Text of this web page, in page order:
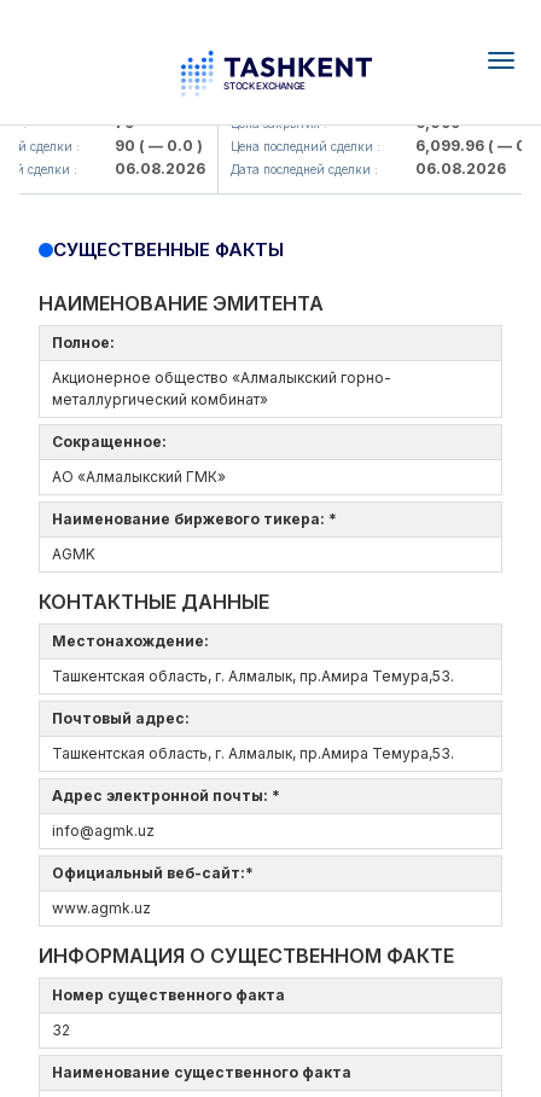
: 79
сделки : 90( — 0.0 )
сделки : 06.08.2026
UZMK (<O'zmetkombinat> AJ)
Цена закрытия : 6,099
Цена последний сделки : 6,099.96( — 0.0 )
Дата последней сделки : 06.08.2026
СУЩЕСТВЕННЫЕ ФАКТЫ
НАИМЕНОВАНИЕ ЭМИТЕНТА
Полное:
Акционерное общество «Алмалыкский горно-
металлургический комбинат»
Сокращенное:
АО «Алмалыкский ГМК»
Наименование биржевого тикера: *
AGMK
КОНТАКТНЫЕ ДАННЫЕ
Местонахождение:
Ташкентская область, г. Алмалык, пр.Амира Темура,53.
Почтовый адрес:
Ташкентская область, г. Алмалык, пр.Амира Темура,53.
Адрес электронной почты: *
info@agmk.uz
Официальный веб-сайт:*
www.agmk.uz
ИНФОРМАЦИЯ О СУЩЕСТВЕННОМ ФАКТЕ
Номер существенного факта
32
Наименование существенного факта